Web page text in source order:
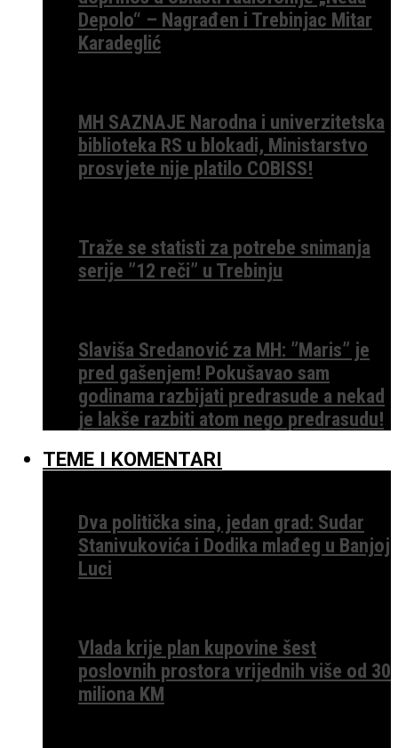
Depolo“ – Nagrađen i Trebinjac Mitar
Karadeglić
MH SAZNAJE Narodna i univerzitetska
biblioteka RS u blokadi, Ministarstvo
prosvjete nije platilo COBISS!
Traže se statisti za potrebe snimanja
serije ”12 reči” u Trebinju
Slaviša Sredanović za MH: ”Maris” je
pred gašenjem! Pokušavao sam
godinama razbijati predrasude a nekad
je lakše razbiti atom nego predrasudu!
TEME I KOMENTARI
Dva politička sina, jedan grad: Sudar
Stanivukovića i Dodika mlađeg u Banjoj
Luci
Vlada krije plan kupovine šest
poslovnih prostora vrijednih više od 30
miliona KM